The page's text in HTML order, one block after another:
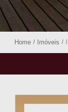
Home / Imóveis /